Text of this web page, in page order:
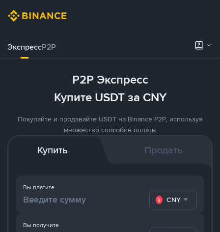
ЭкспрессP2P
P2P Экспресс
Купите USDT за CNY
Покупайте и продавайте USDT на Binance P2P, используя
множество способов оплаты
Купить Продать
Вы платите
CNY
Вы получите